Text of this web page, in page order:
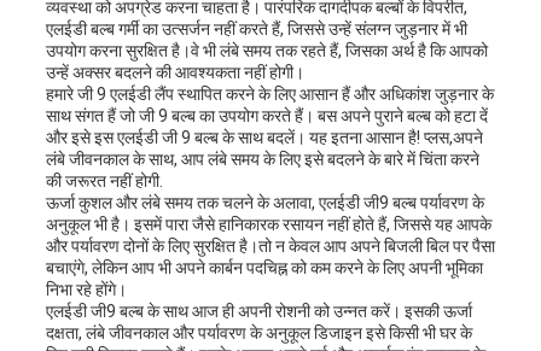
PRIVACY
POLICY
व्यवस्था को अपग्रेड करना चाहता है। पारंपरिक दागदीपक बल्बों के विपरीत,
एलईडी बल्ब गर्मी का उत्सर्जन नहीं करते हैं, जिससे उन्हें संलग्न जुड़नार में भी
उपयोग करना सुरक्षित है।वे भी लंबे समय तक रहते हैं, जिसका अर्थ है कि आपको
उन्हें अक्सर बदलने की आवश्यकता नहीं होगी।
हमारे जी 9 एलईडी लैंप स्थापित करने के लिए आसान हैं और अधिकांश जुड़नार के
साथ संगत हैं जो जी 9 बल्ब का उपयोग करते हैं। बस अपने पुराने बल्ब को हटा दें
और इसे इस एलईडी जी 9 बल्ब के साथ बदलें। यह इतना आसान है! प्लस,अपने
लंबे जीवनकाल के साथ, आप लंबे समय के लिए इसे बदलने के बारे में चिंता करने
की जरूरत नहीं होगी.
ऊर्जा कुशल और लंबे समय तक चलने के अलावा, एलईडी जी9 बल्ब पर्यावरण के
अनुकूल भी है। इसमें पारा जैसे हानिकारक रसायन नहीं होते हैं, जिससे यह आपके
और पर्यावरण दोनों के लिए सुरक्षित है।तो न केवल आप अपने बिजली बिल पर पैसा
बचाएंगे, लेकिन आप भी अपने कार्बन पदचिह्न को कम करने के लिए अपनी भूमिका
निभा रहे होंगे।
एलईडी जी9 बल्ब के साथ आज ही अपनी रोशनी को उन्नत करें। इसकी ऊर्जा
दक्षता, लंबे जीवनकाल और पर्यावरण के अनुकूल डिजाइन इसे किसी भी घर के